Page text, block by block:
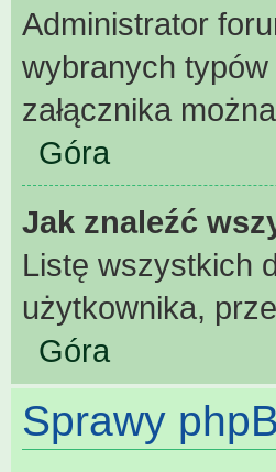
Administrator
wybranych
załącznika
Góra
Jak znaleźć
Listę wszystkich
użytkownika,
Góra
Sprawy